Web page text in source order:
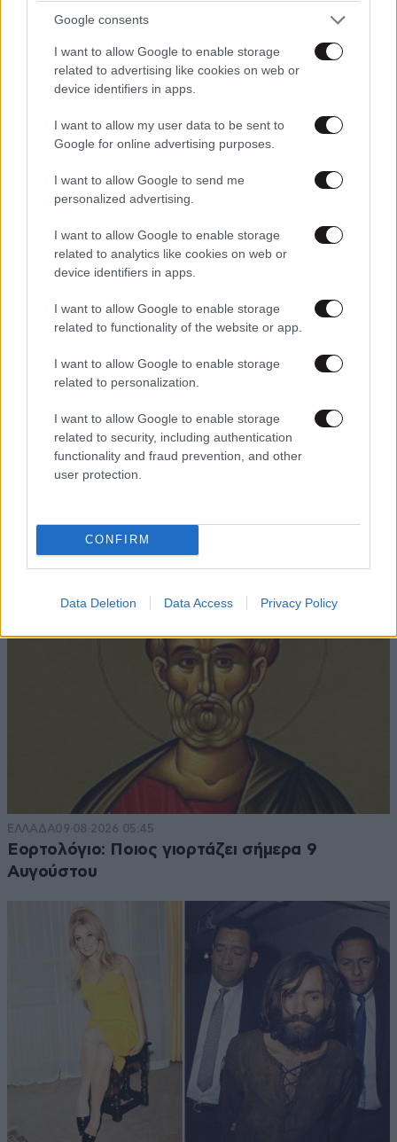
Google consents
I want to allow Google to enable storage
related to advertising like cookies on web or
device identifiers in apps.
I want to allow my user data to be sent to
Google for online advertising purposes.
I want to allow Google to send me
personalized advertising.
I want to allow Google to enable storage
related to analytics like cookies on web or
device identifiers in apps.
I want to allow Google to enable storage
related to functionality of the website or app.
I want to allow Google to enable storage
related to personalization.
I want to allow Google to enable storage
related to security, including authentication
functionality and fraud prevention, and other
user protection.
CONFIRM
Data Deletion Data Access Privacy Policy
ΚΟΣΜΟΣ3 ω. πριν
Η αυτοκρατορία του «Έντικ» και ο «μεγάλος»
όρος Greek Mafia
ΕΛΛΑΔΑ09·08·2026 05:45
Εορτολόγιο: Ποιος γιορτάζει σήμερα 9
Αυγούστου